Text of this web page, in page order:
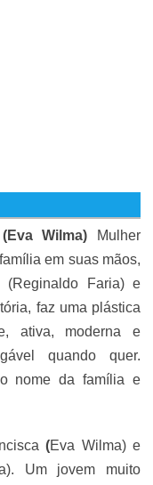
Eva Wilma)
Mulher
em suas mãos,
(Reginaldo Faria) e
faz uma plástica
ativa, moderna e
quando quer.
nome da família e
(Eva Wilma) e
). Um jovem muito